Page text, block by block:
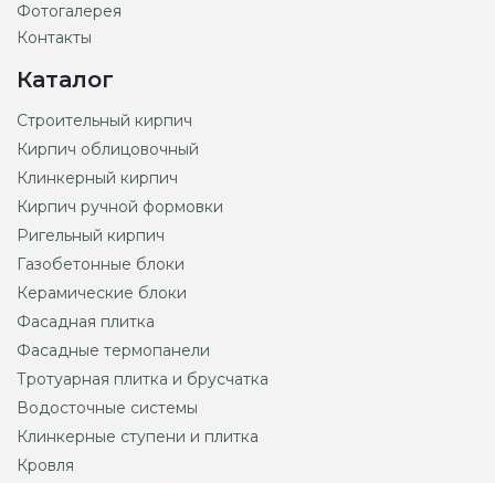
Фотогалерея
Контакты
Каталог
Строительный кирпич
Кирпич облицовочный
Клинкерный кирпич
Кирпич ручной формовки
Ригельный кирпич
Газобетонные блоки
Керамические блоки
Фасадная плитка
Фасадные термопанели
Тротуарная плитка и брусчатка
Водосточные системы
Клинкерные ступени и плитка
Кровля